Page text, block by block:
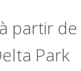
partir de
Park